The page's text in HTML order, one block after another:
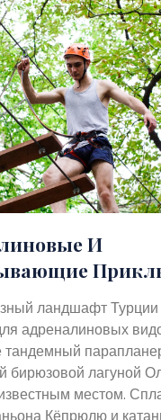
И
ландшафт
адреналиновых
тандемный
бирюзовой лагуной
местом.